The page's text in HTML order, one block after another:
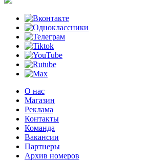
О нас
Магазин
Реклама
Контакты
Команда
Вакансии
Партнеры
Архив номеров